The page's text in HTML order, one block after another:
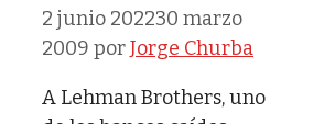
2 junio 202230 marzo
2009 porJorge Churba
A Lehman Brothers, uno